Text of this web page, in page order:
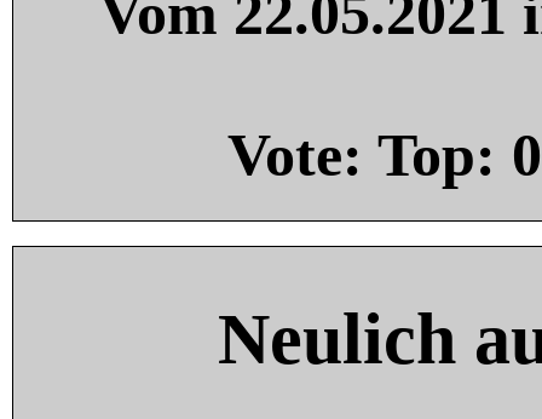
Vote: Top: 0
Neulich